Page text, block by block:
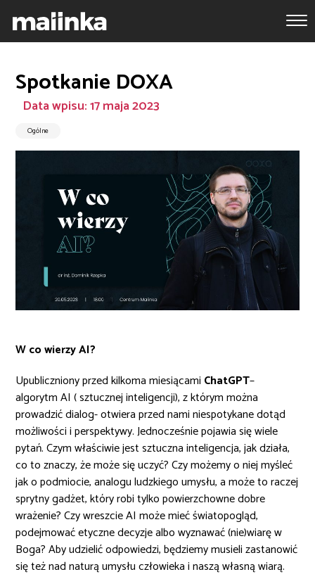
Spotkanie DOXA
Data wpisu: 17 maja 2023
Ogólne
W co wierzy AI?
Upubliczniony przed kilkoma miesiącami ChatGPT–
algorytm AI ( sztucznej inteligencji), z którym można
prowadzić dialog- otwiera przed nami niespotykane dotąd
możliwości i perspektywy. Jednocześnie pojawia się wiele
pytań. Czym właściwie jest sztuczna inteligencja, jak działa,
co to znaczy, że może się uczyć? Czy możemy o niej myśleć
jak o podmiocie, analogu ludzkiego umysłu, a może to raczej
sprytny gadżet, który robi tylko powierzchowne dobre
wrażenie? Czy wreszcie AI może mieć światopogląd,
podejmować etyczne decyzje albo wyznawać (nie)wiarę w
Boga? Aby udzielić odpowiedzi, będziemy musieli zastanowić
się też nad naturą umysłu człowieka i naszą własną wiarą.